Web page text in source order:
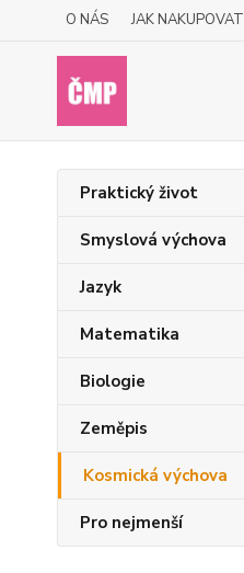
O NÁS JAK NAKUPOVAT
Praktický život
Smyslová výchova
Jazyk
Matematika
Biologie
Zeměpis
Kosmická výchova
Pro nejmenší